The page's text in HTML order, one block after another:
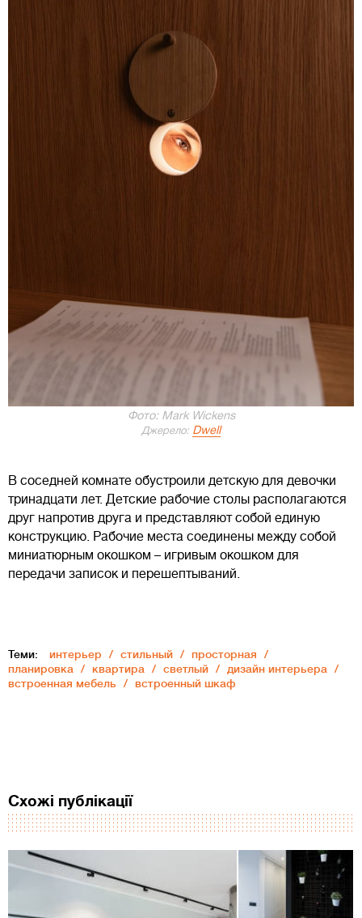
Фото: Mark Wickens
Джерело: Dwell
В соседней комнате обустроили детскую для девочки
тринадцати лет. Детские рабочие столы располагаются
друг напротив друга и представляют собой единую
конструкцию. Рабочие места соединены между собой
миниатюрным окошком – игривым окошком для
передачи записок и перешептываний.
Теми: интерьер стильный
просторная
планировка
квартира светлый
дизайн интерьера
встроенная мебель
встроенный шкаф
Схожі публікації